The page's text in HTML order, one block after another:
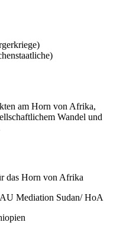
am Horn von Afrika,
Wandel und
das Horn von Afrika
Mediation Sudan/ HoA